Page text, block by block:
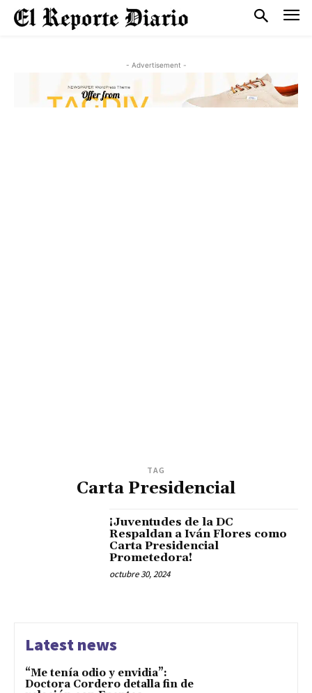
- Advertisement -
TAG
Carta Presidencial
¡Juventudes de la DC
Respaldan a Iván Flores como
Carta Presidencial
Prometedora!
octubre 30, 2024
Latest news
“Me tenía odio y envidia”:
Doctora Cordero detalla fin de